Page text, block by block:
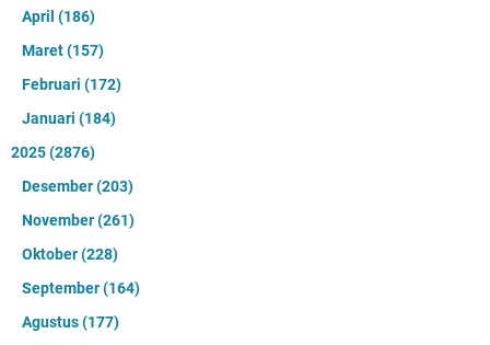
April (186)
Maret(157)
Februari (172)
Januari (184)
2025(2876)
Desember(203)
November(261)
Oktober(228)
September(164)
Agustus(177)